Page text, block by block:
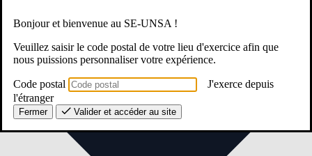
Bonjour et bienvenue au SE-UNSA !
Veuillez saisir le code postal de votre lieu d'exercice afin que
nous puissions personnaliser votre expérience.
Code postal
J'exerce depuis
l'étranger
Fermer Valider et accéder au site